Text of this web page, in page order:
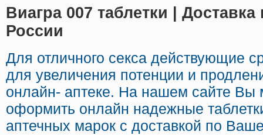
Виагра 007 таблетки |
России
Для отличного секса действующие
для увеличения потенции и
онлайн- аптеке. На нашем сайте Вы
оформить онлайн надежные
аптечных марок с доставкой по